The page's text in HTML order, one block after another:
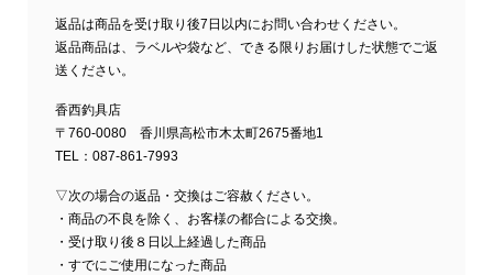
返品は商品を受け取り後7日以内にお問い合わせください。
返品商品は、ラベルや袋など、できる限りお届けした状態でご返
送ください。
香西釣具店
〒760-0080 香川県高松市木太町2675番地1
TEL：087-861-7993
▽次の場合の返品・交換はご容赦ください。
・商品の不良を除く、お客様の都合による交換。
・受け取り後８日以上経過した商品
・すでにご使用になった商品